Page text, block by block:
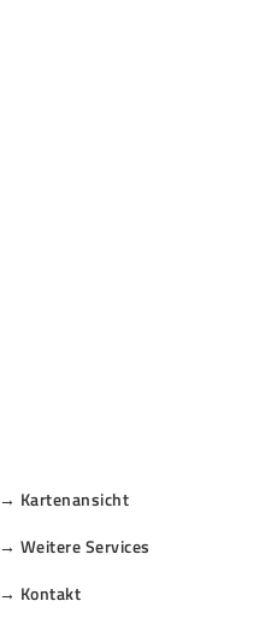
→ Kartenansicht
→ Weitere Services
→ Kontakt